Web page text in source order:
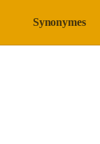
Synonymes